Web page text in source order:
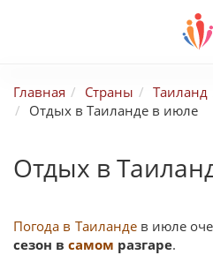
Главная Страны Таиланд
Отдых в Таиланде в июле
Отдых в
Погода в Таиландев июле
сезон в самом разгаре.